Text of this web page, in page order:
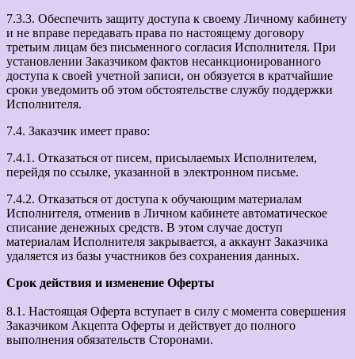
7.3.3. Обеспечить защиту доступа к своему Личному кабинету
и не вправе передавать права по настоящему договору
третьим лицам без письменного согласия Исполнителя. При
установлении Заказчиком фактов несанкционированного
доступа к своей учетной записи, он обязуется в кратчайшие
сроки уведомить об этом обстоятельстве службу поддержки
Исполнителя.
7.4. Заказчик имеет право:
7.4.1. Отказаться от писем, присылаемых Исполнителем,
перейдя по ссылке, указанной в электронном письме.
7.4.2. Отказаться от доступа к обучающим материалам
Исполнителя, отменив в Личном кабинете автоматическое
списание денежных средств. В этом случае доступ
материалам Исполнителя закрывается, а аккаунт Заказчика
удаляется из базы участников без сохранения данных.
Срок действия и изменение Оферты
8.1. Настоящая Оферта вступает в силу с момента совершения
Заказчиком Акцепта Оферты и действует до полного
выполнения обязательств Сторонами.